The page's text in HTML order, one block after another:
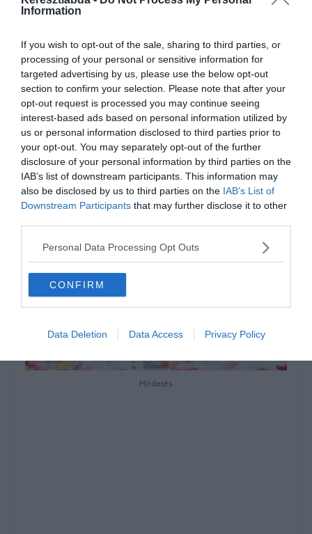
Information
If you wish to opt-out of the sale, sharing to third parties, or
processing of your personal or sensitive information for
targeted advertising by us, please use the below opt-out
section to confirm your selection. Please note that after your
opt-out request is processed you may continue seeing
interest-based ads based on personal information utilized by
us or personal information disclosed to third parties prior to
your opt-out. You may separately opt-out of the further
disclosure of your personal information by third parties on the
IAB’s list of downstream participants. This information may
also be disclosed by us to third parties on the IAB’s List of
Downstream Participants that may further disclose it to other
Personal Data Processing Opt Outs
CONFIRM
Data Deletion Data Access Privacy Policy
emlékezetedet, merülj el egy kicsit a
nosztalgiában, és bizonyítsd be, hogy a
hazai líra legnagyobb kincseit sosem
felejted el!
Nagyon sokféle irodalomkvízünkvan,
amivel karbantarthatod az
agytekervényeidet, csak nézz körül nálunk
éstovábbi érdekes napi játékokat találhatsz.
Hirdetés